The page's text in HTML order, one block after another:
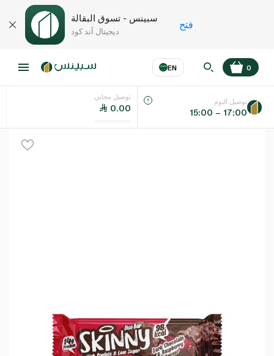
سبينس - تسوق البقالة
ديجيتال آند كود
فتح
EN
اللغة عر
0
توصيل مجاني
0.00
توصيل اليوم
15:00 – 17:00